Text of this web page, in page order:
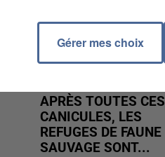
APRÈS TOUTES CES
CANICULES, LES
REFUGES DE FAUNE
SAUVAGE SONT...
Gérer mes choix